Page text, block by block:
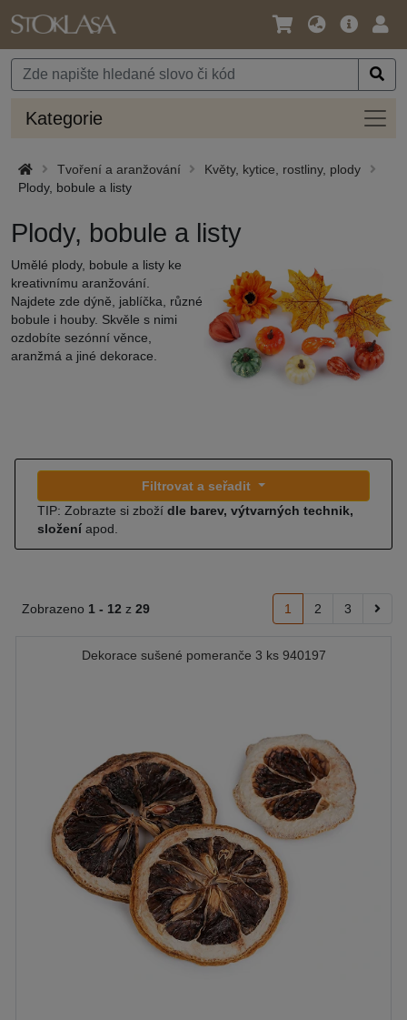
Jazyk
Měna
Hlavní
Kategorie
Tvoření a aranžování
Květy, kytice, rostliny, plody
Plody, bobule a listy
Plody, bobule a listy
Umělé plody, bobule a listy ke
kreativnímu aranžování.
Najdete zde dýně, jablíčka, různé
bobule i houby. Skvěle s nimi
ozdobíte sezónní věnce,
aranžmá a jiné dekorace.
Filtrovat a seřadit
TIP: Zobrazte si zboží dle barev, výtvarných technik,
složení apod.
Zobrazeno 1 - 12 z 29 1 2 3
Dekorace sušené pomeranče 3 ks 940197